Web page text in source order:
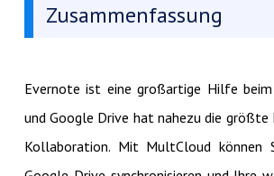
Zusammenfassung
Evernote ist eine großartige Hilfe
und Google Drive hat nahezu die größte
Kollaboration. Mit MultCloud können